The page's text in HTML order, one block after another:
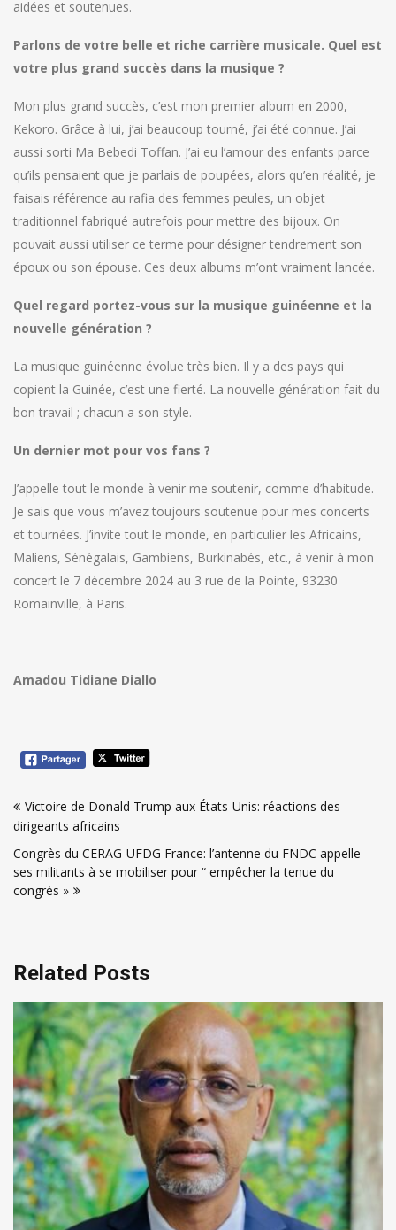
aidées et soutenues.
Parlons de votre belle et riche carrière musicale. Quel est
votre plus grand succès dans la musique ?
Mon plus grand succès, c’est mon premier album en 2000,
Kekoro. Grâce à lui, j’ai beaucoup tourné, j’ai été connue. J’ai
aussi sorti Ma Bebedi Toffan. J’ai eu l’amour des enfants parce
qu’ils pensaient que je parlais de poupées, alors qu’en réalité, je
faisais référence au rafia des femmes peules, un objet
traditionnel fabriqué autrefois pour mettre des bijoux. On
pouvait aussi utiliser ce terme pour désigner tendrement son
époux ou son épouse. Ces deux albums m’ont vraiment lancée.
Quel regard portez-vous sur la musique guinéenne et la
nouvelle génération ?
La musique guinéenne évolue très bien. Il y a des pays qui
copient la Guinée, c’est une fierté. La nouvelle génération fait du
bon travail ; chacun a son style.
Un dernier mot pour vos fans ?
J’appelle tout le monde à venir me soutenir, comme d’habitude.
Je sais que vous m’avez toujours soutenue pour mes concerts
et tournées. J’invite tout le monde, en particulier les Africains,
Maliens, Sénégalais, Gambiens, Burkinabés, etc., à venir à mon
concert le 7 décembre 2024 au 3 rue de la Pointe, 93230
Romainville, à Paris.
Amadou Tidiane Diallo
de
l’article
Victoire de Donald Trump aux États-Unis: réactions des
dirigeants africains
Congrès du CERAG-UFDG France: l’antenne du FNDC appelle
ses militants à se mobiliser pour “ empêcher la tenue du
congrès »
Related Posts